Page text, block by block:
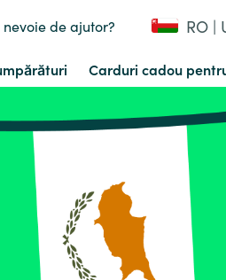
nevoie de ajutor? RO |
Carduri cadou